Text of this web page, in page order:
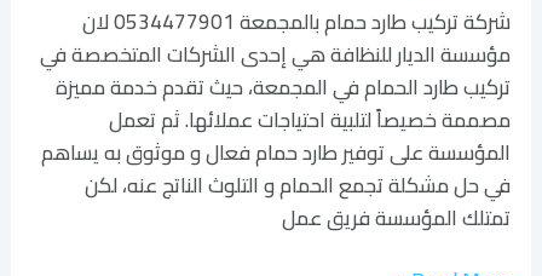
شركة تركيب طارد حمام بالمجمعة 0534477901 لان
مؤسسة الديار للنظافة هي إحدى الشركات المتخصصة في
تركيب طارد الحمام في المجمعة، حيث تقدم خدمة مميزة
مصممة خصيصاً لتلبية احتياجات عملائها. ثم تعمل
المؤسسة على توفير طارد حمام فعال و موثوق به يساهم
في حل مشكلة تجمع الحمام و التلوث الناتج عنه، لكن
تمتلك المؤسسة فريق عمل